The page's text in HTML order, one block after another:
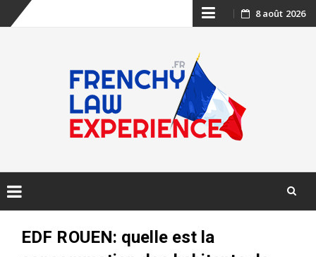
Skip
content
8 août 2026
EDF ROUEN: quelle est la